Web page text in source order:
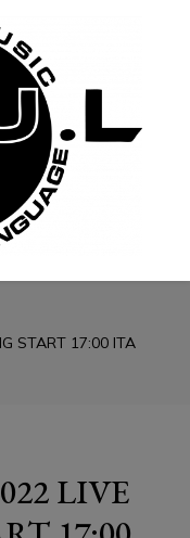
START 17:00 ITA
LIVE